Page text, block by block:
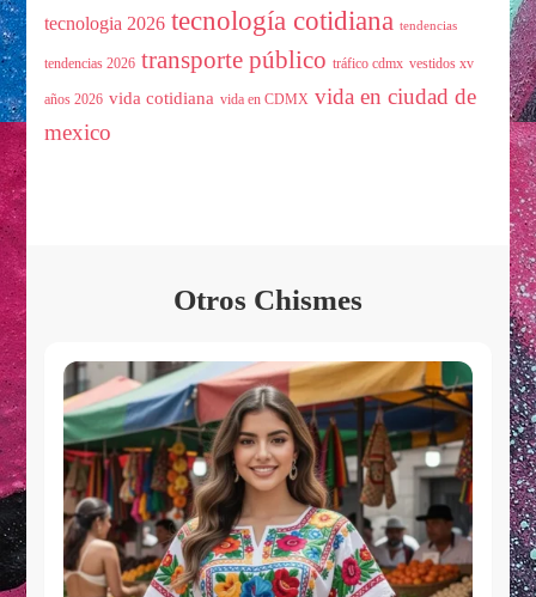
tecnologia 2026 tecnología cotidiana tendencias
tendencias 2026 transporte público tráfico cdmx vestidos xv
años 2026 vida cotidiana vida en CDMX vida en ciudad de
mexico
Otros Chismes